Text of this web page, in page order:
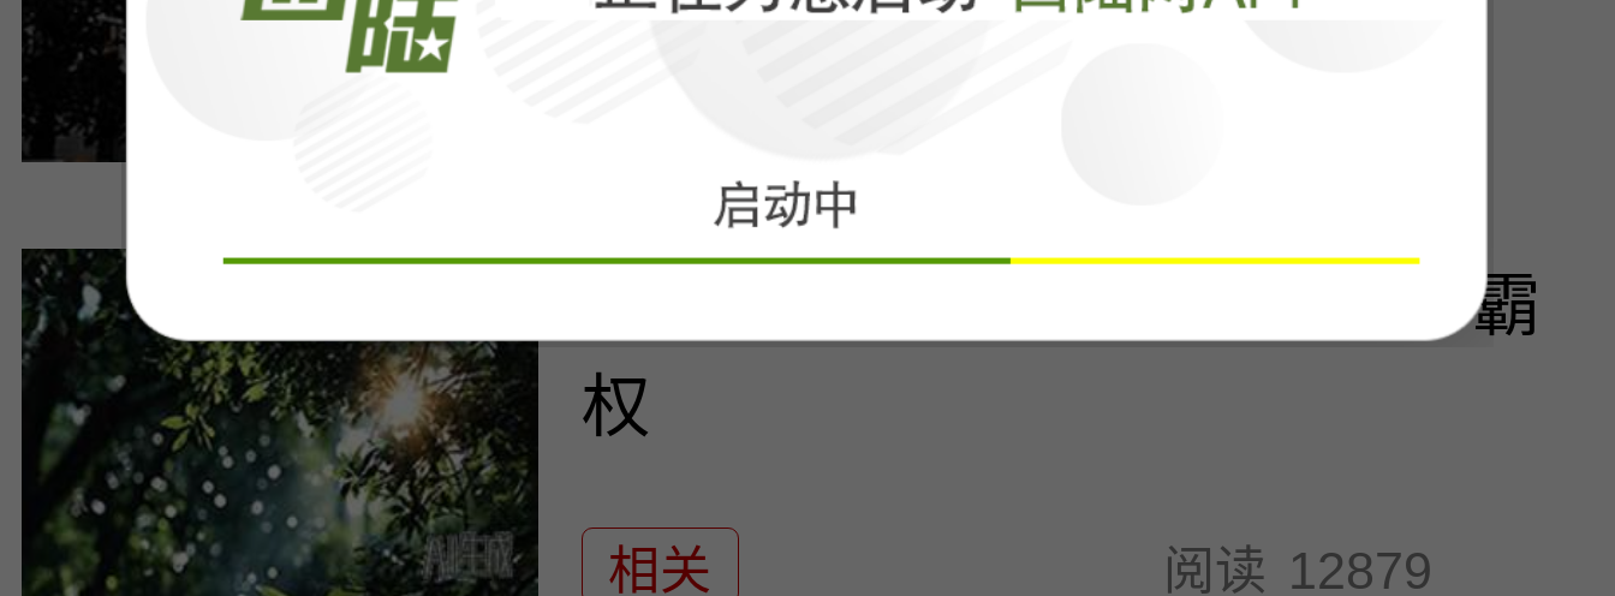
两棵树苗，如何偷走中国百年霸
权
相关 阅读 12879